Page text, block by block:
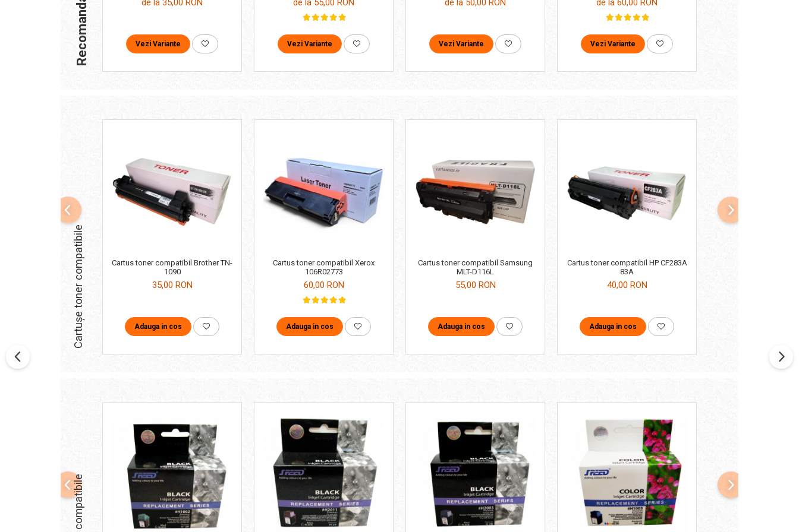
Recomandari de la 35,00 RON
Vezi Variante
de la 55,00 RON
Vezi Variante
de la 50,00 RON
Vezi Variante
de la 60,00 RON
Vezi Variante
Cartușe toner compatibile
Cartus toner compatibil Brother TN-
1090
35,00 RON
Adauga in cos
Cartus toner compatibil Xerox
106R02773
60,00 RON
Adauga in cos
Cartus toner compatibil Samsung
MLT-D116L
55,00 RON
Adauga in cos
Cartus toner compatibil HP CF283A
83A
40,00 RON
Adauga in cos